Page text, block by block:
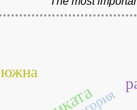
южна